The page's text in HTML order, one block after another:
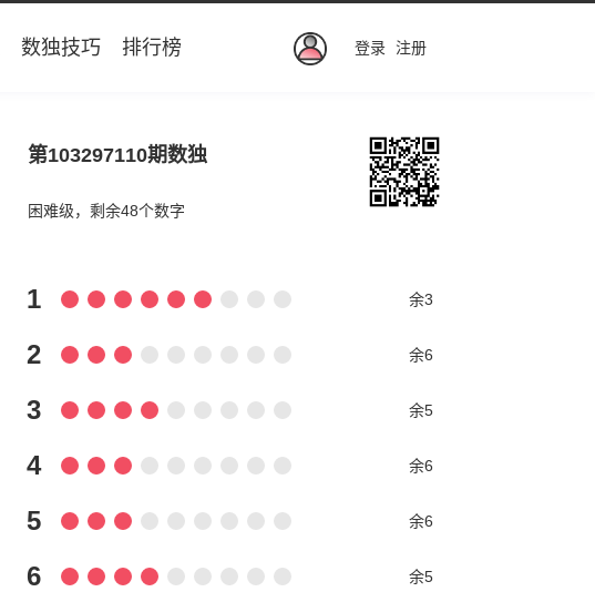
数独技巧 排行榜 登录 注册
第103297110期数独
困难级，剩余48个数字
1 余3
2 余6
3 余5
4 余6
5 余6
6 余5